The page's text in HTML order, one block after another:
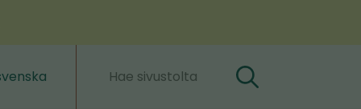
Hakusanat Hae